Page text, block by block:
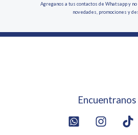
Agreganos a tus contactos de Whatsapp y
novedades, promociones y
Encuentranos